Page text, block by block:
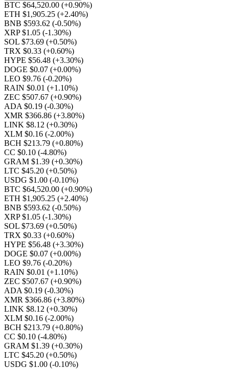
BTC $64,520.00 (+0.90%)
ETH $1,905.25 (+2.40%)
BNB $593.62 (-0.50%)
XRP $1.05 (-1.30%)
SOL $73.69 (+0.50%)
TRX $0.33 (+0.60%)
HYPE $56.48 (+3.30%)
DOGE $0.07 (+0.00%)
LEO $9.76 (-0.20%)
RAIN $0.01 (+1.10%)
ZEC $507.67 (+0.90%)
ADA $0.19 (-0.30%)
XMR $366.86 (+3.80%)
LINK $8.12 (+0.30%)
XLM $0.16 (-2.00%)
BCH $213.79 (+0.80%)
CC $0.10 (-4.80%)
GRAM $1.39 (+0.30%)
LTC $45.20 (+0.50%)
USDG $1.00 (-0.10%)
BTC $64,520.00 (+0.90%)
ETH $1,905.25 (+2.40%)
BNB $593.62 (-0.50%)
XRP $1.05 (-1.30%)
SOL $73.69 (+0.50%)
TRX $0.33 (+0.60%)
HYPE $56.48 (+3.30%)
DOGE $0.07 (+0.00%)
LEO $9.76 (-0.20%)
RAIN $0.01 (+1.10%)
ZEC $507.67 (+0.90%)
ADA $0.19 (-0.30%)
XMR $366.86 (+3.80%)
LINK $8.12 (+0.30%)
XLM $0.16 (-2.00%)
BCH $213.79 (+0.80%)
CC $0.10 (-4.80%)
GRAM $1.39 (+0.30%)
LTC $45.20 (+0.50%)
USDG $1.00 (-0.10%)